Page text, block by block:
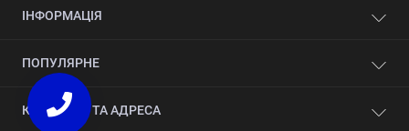
ІНФОРМАЦІЯ
Про компанію
Автоматизація
Сервіс
ПОПУЛЯРНЕ
Крайколичкувальні верстати прохідного типу
Пильні центри з ЧПК
КОНТАКТИ ТА АДРЕСА